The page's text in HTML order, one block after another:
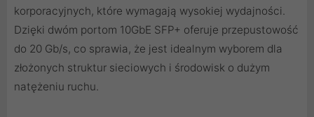
korporacyjnych, które wymagają wysokiej wydajności.
Dzięki dwóm portom 10GbE SFP+ oferuje przepustowość
do 20 Gb/s, co sprawia, że jest idealnym wyborem dla
złożonych struktur sieciowych i środowisk o dużym
natężeniu ruchu.